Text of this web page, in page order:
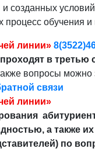
созданных
обучения и
линии»
в третью
вопросы можно
связи
линии»
а также
по